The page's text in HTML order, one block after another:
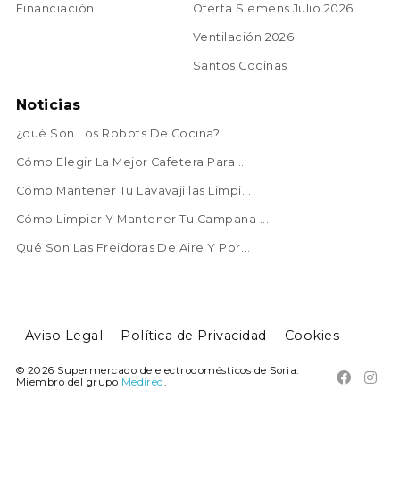
Financiación Oferta Siemens Julio 2026
Ventilación 2026
Santos Cocinas
Noticias
¿qué Son Los Robots De Cocina?
Cómo Elegir La Mejor Cafetera Para ...
Cómo Mantener Tu Lavavajillas Limpi...
Cómo Limpiar Y Mantener Tu Campana ...
Qué Son Las Freidoras De Aire Y Por...
Aviso Legal Política de Privacidad Cookies
 
© 2026 Supermercado de electrodomésticos de Soria.
Miembro del grupo Medired.